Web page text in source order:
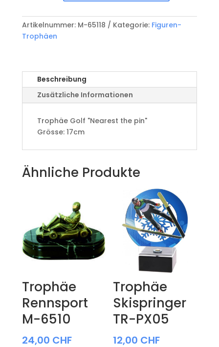
65118
Menge
Artikelnummer: M-65118 Kategorie: Figuren-
Trophäen
Beschreibung
Zusätzliche Informationen
Trophäe Golf "Nearest the pin"
Grösse: 17cm
Ähnliche Produkte
Trophäe
Rennsport
M-6510
24,00 CHF
Trophäe
Skispringer
TR-PX05
12,00 CHF